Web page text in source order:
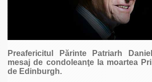
Preafericitul Părinte Patriarh
mesaj de condoleanţe la moartea
de Edinburgh.